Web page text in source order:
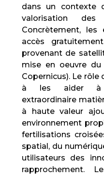
dans un contexte
valorisation des
Concrètement, les
accès
provenant de
mise en oeuvre du
Copernicus). Le
à les aider à
extraordinaire
à haute valeur
environnement
fertilisations
spatial, du
utilisateurs des
rapprochement.